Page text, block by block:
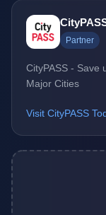
Partner
CityPASS - Save
Major Cities
Visit CityPASS